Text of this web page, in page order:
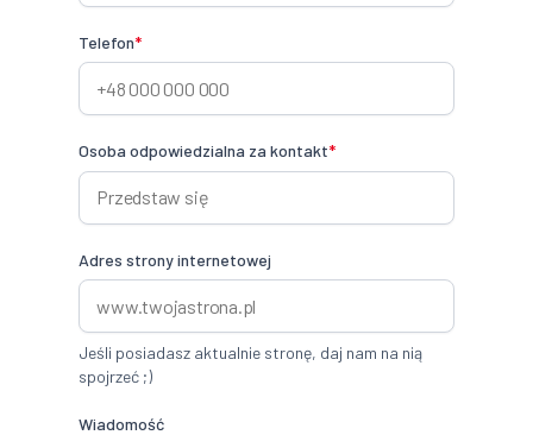
Telefon*
Osoba odpowiedzialna za kontakt*
Adres strony internetowej
Jeśli posiadasz aktualnie stronę, daj nam na nią
spojrzeć ;)
Wiadomość